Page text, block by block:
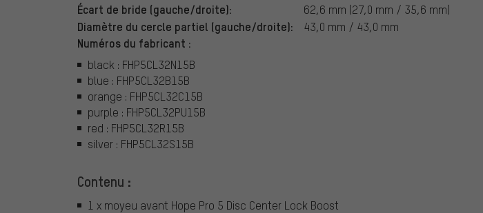
Écart de bride (gauche/droite): 62,6 mm (27,0 mm / 35,6 mm)
Diamètre du cercle partiel (gauche/droite): 43,0 mm / 43,0 mm
Numéros du fabricant :
black : FHP5CL32N15B
blue : FHP5CL32B15B
orange : FHP5CL32C15B
purple : FHP5CL32PU15B
red : FHP5CL32R15B
silver : FHP5CL32S15B
Contenu :
1 x moyeu avant Hope Pro 5 Disc Center Lock Boost